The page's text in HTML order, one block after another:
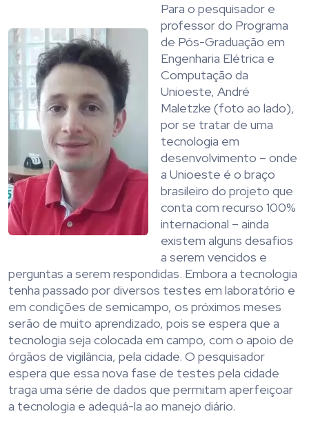
Para o pesquisador e
professor do Programa
de Pós-Graduação em
Engenharia Elétrica e
Computação da
Unioeste, André
Maletzke (foto ao lado),
por se tratar de uma
tecnologia em
desenvolvimento – onde
a Unioeste é o braço
brasileiro do projeto que
conta com recurso 100%
internacional – ainda
existem alguns desafios
a serem vencidos e
perguntas a serem respondidas. Embora a tecnologia
tenha passado por diversos testes em laboratório e
em condições de semicampo, os próximos meses
serão de muito aprendizado, pois se espera que a
tecnologia seja colocada em campo, com o apoio de
órgãos de vigilância, pela cidade. O pesquisador
espera que essa nova fase de testes pela cidade
traga uma série de dados que permitam aperfeiçoar
a tecnologia e adequá-la ao manejo diário.